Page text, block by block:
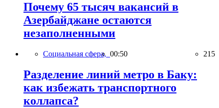
Почему 65 тысяч вакансий в
Азербайджане остаются
незаполненными
Социальная сфера, 00:50 215
Разделение линий метро в Баку:
как избежать транспортного
коллапса?